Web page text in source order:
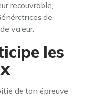
recouvrable,
de
valeur.
les
de ton épreuve